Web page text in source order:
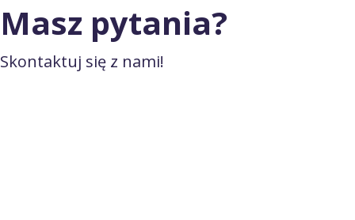
Masz pytania?
Skontaktuj się z nami!